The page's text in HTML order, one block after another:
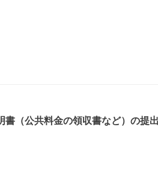
（公共料金の領収書など）の提